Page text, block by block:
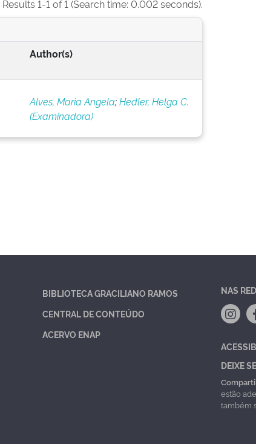
Results 1-1 of 1 (Search time: 0.002 seconds).
Author(s)
Alves, Maria Angela;Hedler, Helga C.
(Examinadora)
BIBLIOTECA GRACILIANO RAMOS
CENTRAL DE CONTEÚDO
ACERVO ENAP
NAS
DEIXE
estão
também